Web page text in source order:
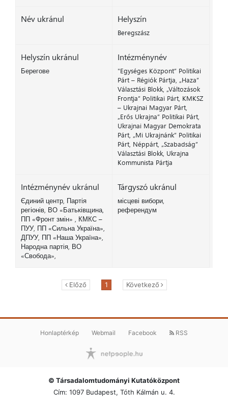
Név ukránul Helyszín
Beregszász
Helyszín ukránul
Берегове
Intézménynév
"Egységes Központ” Politikai
Párt – Régiók Pártja, „Haza”
Választási Blokk, „Változások
Frontja” Politikai Párt, KMKSZ
– Ukrajnai Magyar Párt,
„Erős Ukrajna” Politikai Párt,
Ukrajnai Magyar Demokrata
Párt, „Mi Ukrajnánk” Politikai
Párt, Néppárt, „Szabadság”
Választási Blokk, Ukrajna
Kommunista Pártja
Intézménynév ukránul
Єдиний центр, Партія
регіонів, ВО «Батьківщина,
ПП «Фронт змін» , КМКС –
ПУУ, ПП «Сильна Україна»,
ДПУУ, ПП «Наша Україна»,
Народна партія, ВО
«Свобода»,
Tárgyszó ukránul
місцеві вибори,
референдум
Előző 1 Következő
Honlaptérkép Webmail Facebook RSS
© Társadalomtudományi Kutatóközpont
Cím: 1097 Budapest, Tóth Kálmán u. 4.